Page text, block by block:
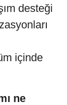
desteği
içinde
ne